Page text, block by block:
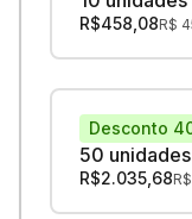
R$458,08R$
50 unidades
Desconto
R$2.035,68R$